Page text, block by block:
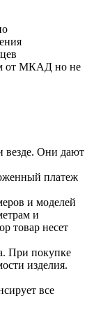
от МКАД но не
везде. Они дают
платеж
и моделей
и
товар несет
При покупке
изделия.
все